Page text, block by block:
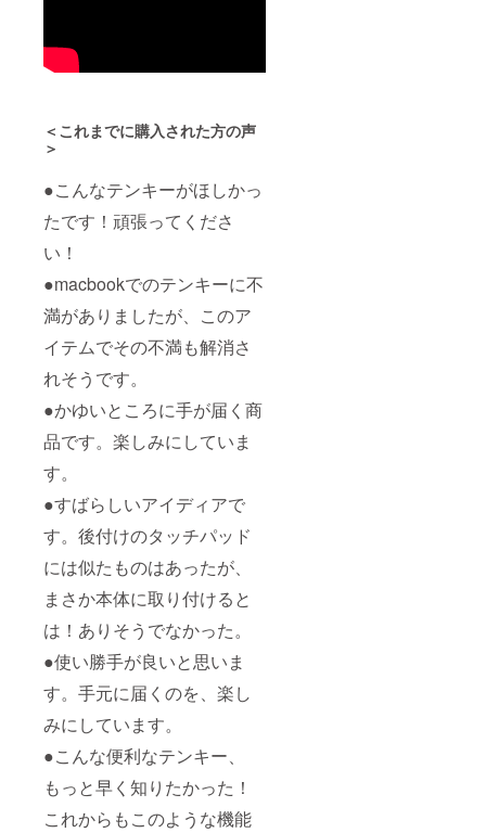
＜これまでに購入された方の声
＞
●こんなテンキーがほしかっ
たです！頑張ってくださ
い！
●macbookでのテンキーに不
満がありましたが、このア
イテムでその不満も解消さ
れそうです。
●かゆいところに手が届く商
品です。楽しみにしていま
す。
●すばらしいアイディアで
す。後付けのタッチパッド
には似たものはあったが、
まさか本体に取り付けると
は！ありそうでなかった。
●使い勝手が良いと思いま
す。手元に届くのを、楽し
みにしています。
●こんな便利なテンキー、
もっと早く知りたかった！
これからもこのような機能